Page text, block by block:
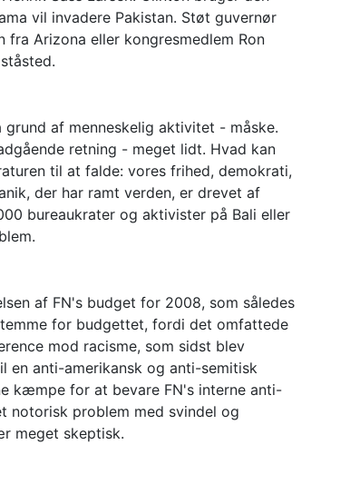
vil invadere Pakistan. Støt guvernør
fra Arizona eller kongresmedlem Ron
af menneskelig aktivitet - måske.
retning - meget lidt. Hvad kan
til at falde: vores frihed, demokrati,
der har ramt verden, er drevet af
bureaukrater og aktivister på Bali eller
af FN's budget for 2008, som således
for budgettet, fordi det omfattede
mod racisme, som sidst blev
en anti-amerikansk og anti-semitisk
kæmpe for at bevare FN's interne anti-
notorisk problem med svindel og
meget skeptisk.